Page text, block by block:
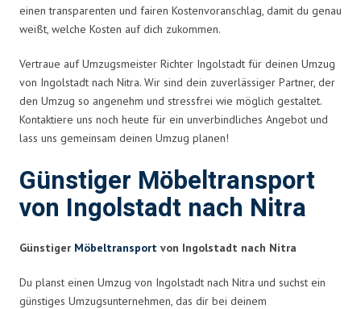
einen transparenten und fairen Kostenvoranschlag, damit du genau
weißt, welche Kosten auf dich zukommen.
Vertraue auf Umzugsmeister Richter Ingolstadt für deinen Umzug
von Ingolstadt nach Nitra. Wir sind dein zuverlässiger Partner, der
den Umzug so angenehm und stressfrei wie möglich gestaltet.
Kontaktiere uns noch heute für ein unverbindliches Angebot und
lass uns gemeinsam deinen Umzug planen!
Günstiger Möbeltransport
von Ingolstadt nach Nitra
Günstiger Möbeltransport von Ingolstadt nach Nitra
Du planst einen Umzug von Ingolstadt nach Nitra und suchst ein
günstiges Umzugsunternehmen, das dir bei deinem